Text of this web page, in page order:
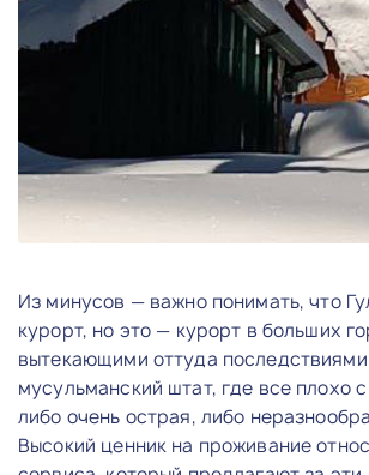
Из минусов — важно понимать, что
курорт, но это — курорт в больших
вытекающими оттуда
мусульманский штат, где все плохо
либо очень острая, либо
Высокий ценник на проживание